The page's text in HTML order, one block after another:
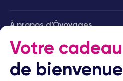
À propos d’Ôvoyages
Besoin d’aide
© 2026 Ôvoyages
Votre cadeau
de bienvenue